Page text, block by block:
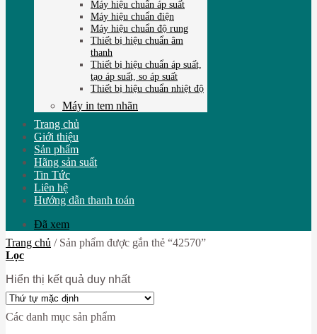
Máy hiệu chuẩn áp suất
Máy hiệu chuẩn điện
Máy hiệu chuẩn độ rung
Thiết bị hiệu chuẩn âm
thanh
Thiết bị hiệu chuẩn áp suất,
tạo áp suất, so áp suất
Thiết bị hiệu chuẩn nhiệt độ
Máy in tem nhãn
Trang chủ
Giới thiệu
Sản phẩm
Hãng sản suất
Tin Tức
Liên hệ
Hướng dẫn thanh toán
Đã xem
Trang chủ /Sản phẩm được gắn thẻ “42570”
Lọc
Hiển thị kết quả duy nhất
Các danh mục sản phẩm